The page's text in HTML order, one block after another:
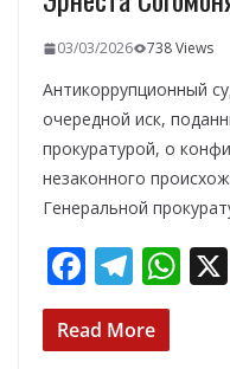
03/03/2026 738 Views
Антикоррупционный
очередной иск,
прокуратурой, о
незаконного
Генеральной
F
ac
e
T
el
e
W
Read More